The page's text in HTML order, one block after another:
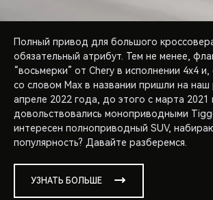
Полный привод для большого
обязательный атрибут. Тем не менее,
“восьмерки” от Chery в исполнении 4х4
со словом Max в названии пришли на наш
апреле 2022 года, до этого с марта 2021
довольствовались моноприводными
интересен полноприводный SUV,
популярность? Давайте разберемся.
УЗНАТЬ БОЛЬШЕ